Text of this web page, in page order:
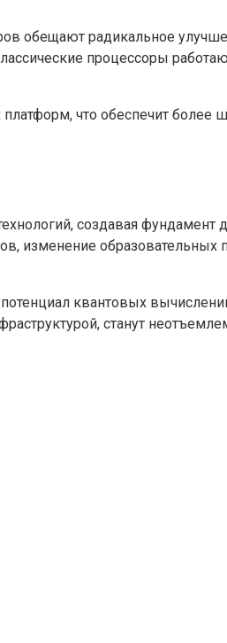
обещают радикальное
процессоры
что обеспечит более
создавая фундамент
изменение образовательных
квантовых
станут